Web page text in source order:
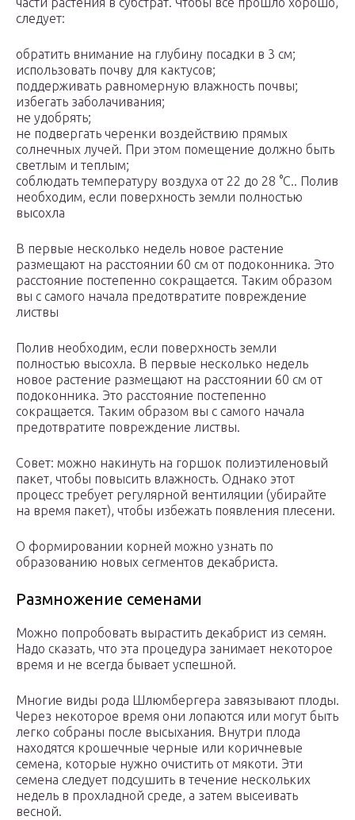
следует:
обратить внимание на глубину посадки в 3 см;
использовать почву для кактусов;
поддерживать равномерную влажность почвы;
избегать заболачивания;
не удобрять;
не подвергать черенки воздействию прямых
солнечных лучей. При этом помещение должно быть
светлым и теплым;
соблюдать температуру воздуха от 22 до 28 °C.. Полив
необходим, если поверхность земли полностью
высохла
В первые несколько недель новое растение
размещают на расстоянии 60 см от подоконника. Это
расстояние постепенно сокращается. Таким образом
вы с самого начала предотвратите повреждение
листвы
Полив необходим, если поверхность земли
полностью высохла. В первые несколько недель
новое растение размещают на расстоянии 60 см от
подоконника. Это расстояние постепенно
сокращается. Таким образом вы с самого начала
предотвратите повреждение листвы.
Совет: можно накинуть на горшок полиэтиленовый
пакет, чтобы повысить влажность. Однако этот
процесс требует регулярной вентиляции (убирайте
на время пакет), чтобы избежать появления плесени.
О формировании корней можно узнать по
образованию новых сегментов декабриста.
Размножение семенами
Можно попробовать вырастить декабрист из семян.
Надо сказать, что эта процедура занимает некоторое
время и не всегда бывает успешной.
Многие виды рода Шлюмбергера завязывают плоды.
Через некоторое время они лопаются или могут быть
легко собраны после высыхания. Внутри плода
находятся крошечные черные или коричневые
семена, которые нужно очистить от мякоти. Эти
семена следует подсушить в течение нескольких
недель в прохладной среде, а затем высеивать
весной.